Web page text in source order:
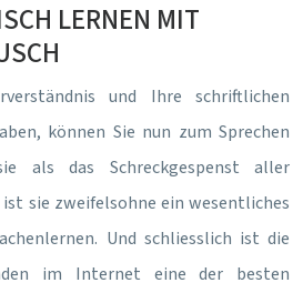
LERNEN MIT
und Ihre schriftlichen
können Sie nun zum Sprechen
als das Schreckgespenst aller
sie zweifelsohne ein wesentliches
Und schliesslich ist die
im Internet eine der besten